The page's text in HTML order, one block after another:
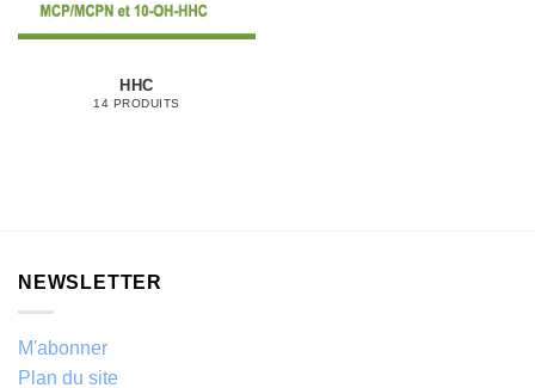
HHC
14 PRODUITS
NEWSLETTER
M'abonner
Plan du site